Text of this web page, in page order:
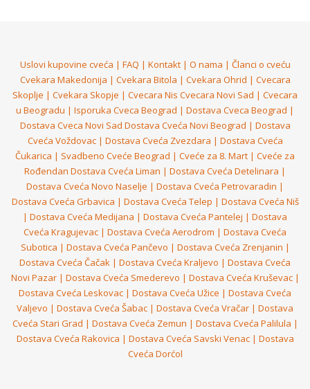
Uslovi kupovine cveća | FAQ | Kontakt | O nama | Članci o cveću
Cvekara Makedonija | Cvekara Bitola | Cvekara Ohrid | Cvecara
Skoplje | Cvekara Skopje | Cvecara Nis Cvecara Novi Sad | Cvecara
u Beogradu | Isporuka Cveca Beograd | Dostava Cveca Beograd |
Dostava Cveca Novi Sad Dostava Cveća Novi Beograd | Dostava
Cveća Voždovac | Dostava Cveća Zvezdara | Dostava Cveća
Čukarica | Svadbeno Cveće Beograd | Cveće za 8. Mart | Cveće za
Rođendan Dostava Cveća Liman | Dostava Cveća Detelinara |
Dostava Cveća Novo Naselje | Dostava Cveća Petrovaradin |
Dostava Cveća Grbavica | Dostava Cveća Telep | Dostava Cveća Niš
| Dostava Cveća Medijana | Dostava Cveća Pantelej | Dostava
Cveća Kragujevac | Dostava Cveća Aerodrom | Dostava Cveća
Subotica | Dostava Cveća Pančevo | Dostava Cveća Zrenjanin |
Dostava Cveća Čačak | Dostava Cveća Kraljevo | Dostava Cveća
Novi Pazar | Dostava Cveća Smederevo | Dostava Cveća Kruševac |
Dostava Cveća Leskovac | Dostava Cveća Užice | Dostava Cveća
Valjevo | Dostava Cveća Šabac | Dostava Cveća Vračar | Dostava
Cveća Stari Grad | Dostava Cveća Zemun | Dostava Cveća Palilula |
Dostava Cveća Rakovica | Dostava Cveća Savski Venac | Dostava
Cveća Dorćol